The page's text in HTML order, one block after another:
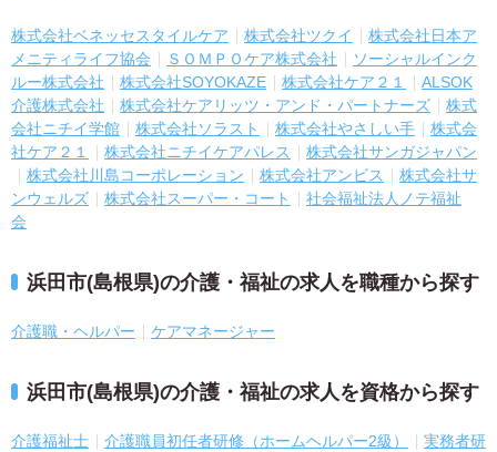
株式会社ベネッセスタイルケア 株式会社ツクイ
株式会社日本ア
メニティライフ協会
ＳＯＭＰＯケア株式会社
ソーシャルインク
ルー株式会社
株式会社SOYOKAZE 株式会社ケア２１
ALSOK
介護株式会社
株式会社ケアリッツ・アンド・パートナーズ
株式
会社ニチイ学館
株式会社ソラスト 株式会社やさしい手
株式会
社ケア２１
株式会社ニチイケアパレス
株式会社サンガジャパン
株式会社川島コーポレーション
株式会社アンビス
株式会社サ
ンウェルズ
株式会社スーパー・コート
社会福祉法人ノテ福祉
会
浜田市(島根県)の介護・福祉の求人を職種から探す
介護職・ヘルパー ケアマネージャー
浜田市(島根県)の介護・福祉の求人を資格から探す
介護福祉士 介護職員初任者研修（ホームヘルパー2級）
実務者研